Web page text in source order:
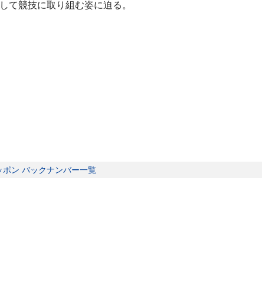
て競技に取り組む姿に迫る。
ポン バックナンバー一覧